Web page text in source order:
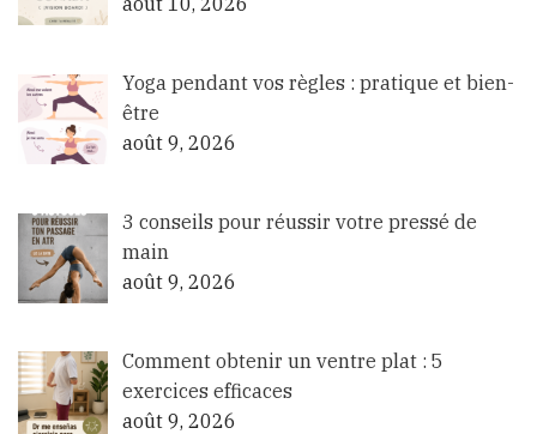
Yoga pendant vos règles : pratique et bien-
être
août 9, 2026
3 conseils pour réussir votre pressé de
main
août 9, 2026
Comment obtenir un ventre plat : 5
exercices efficaces
août 9, 2026